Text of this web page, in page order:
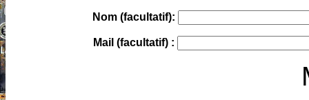
Nom (facultatif):
Mail (facultatif) :